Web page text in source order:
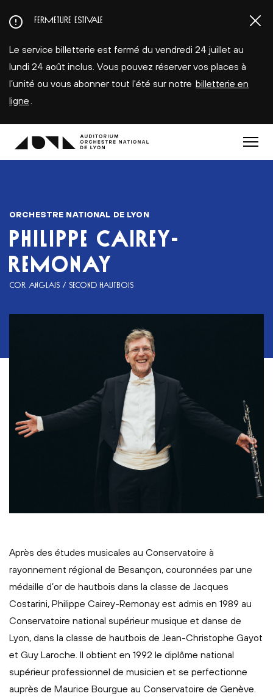
au
principal
FERMETURE ESTIVALE
Le service billetterie est fermé du vendredi 24 juillet au
lundi 24 août inclus. Vous pouvez réserver vos places à
l’unité ou vous abonner tout l'été sur notre billetterie en
ligne
Menu
ORCHESTRE NATIONAL DE LYON
PHILIPPE CAIREY-
REMONAY
COR ANGLAIS / SECOND HAUTBOIS
Après des études musicales au Conservatoire à
rayonnement régional de Besançon, couronnées par une
médaille d’or de hautbois dans la classe de Jacques
Costarini, Philippe Cairey-Remonay est admis en 1989 au
Conservatoire national supérieur musique et danse de
Lyon, dans la classe de hautbois de Jean-Christophe Gayot
et Guy Laroche. Il obtient en 1992 le diplôme national
supérieur professionnel de musicien et se perfectionne
auprès de Maurice Bourgue au Conservatoire de Genève.